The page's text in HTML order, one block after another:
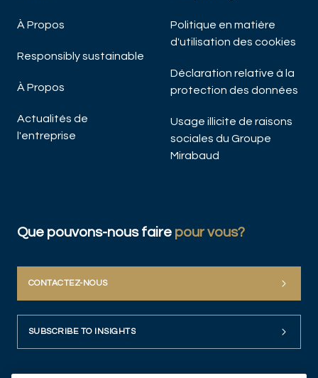
À Propos
Responsibly sustainable
À Propos
Actualités de
l'entreprise
Politique en matière
d'utilisation des cookies
Déclaration relative à la
protection des données
Usage illicite de raisons
sociales du Groupe
Mirabaud
Que pouvons-nous faire pour vous?
CONTACTEZ-NOUS
SUBSCRIBE TO INSIGHTS